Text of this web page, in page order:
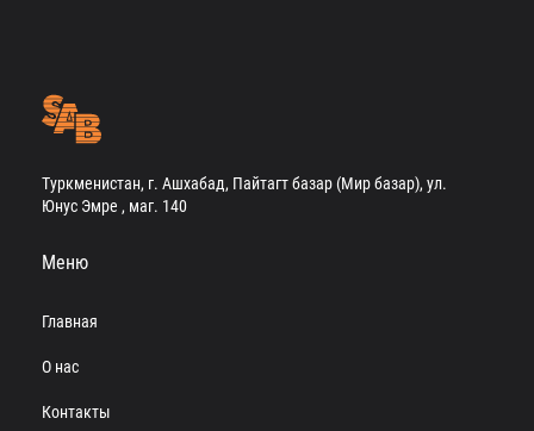
Туркменистан, г. Ашхабад, Пайтагт базар (Мир базар), ул.
Юнус Эмре , маг. 140
Меню
Главная
О нас
Контакты